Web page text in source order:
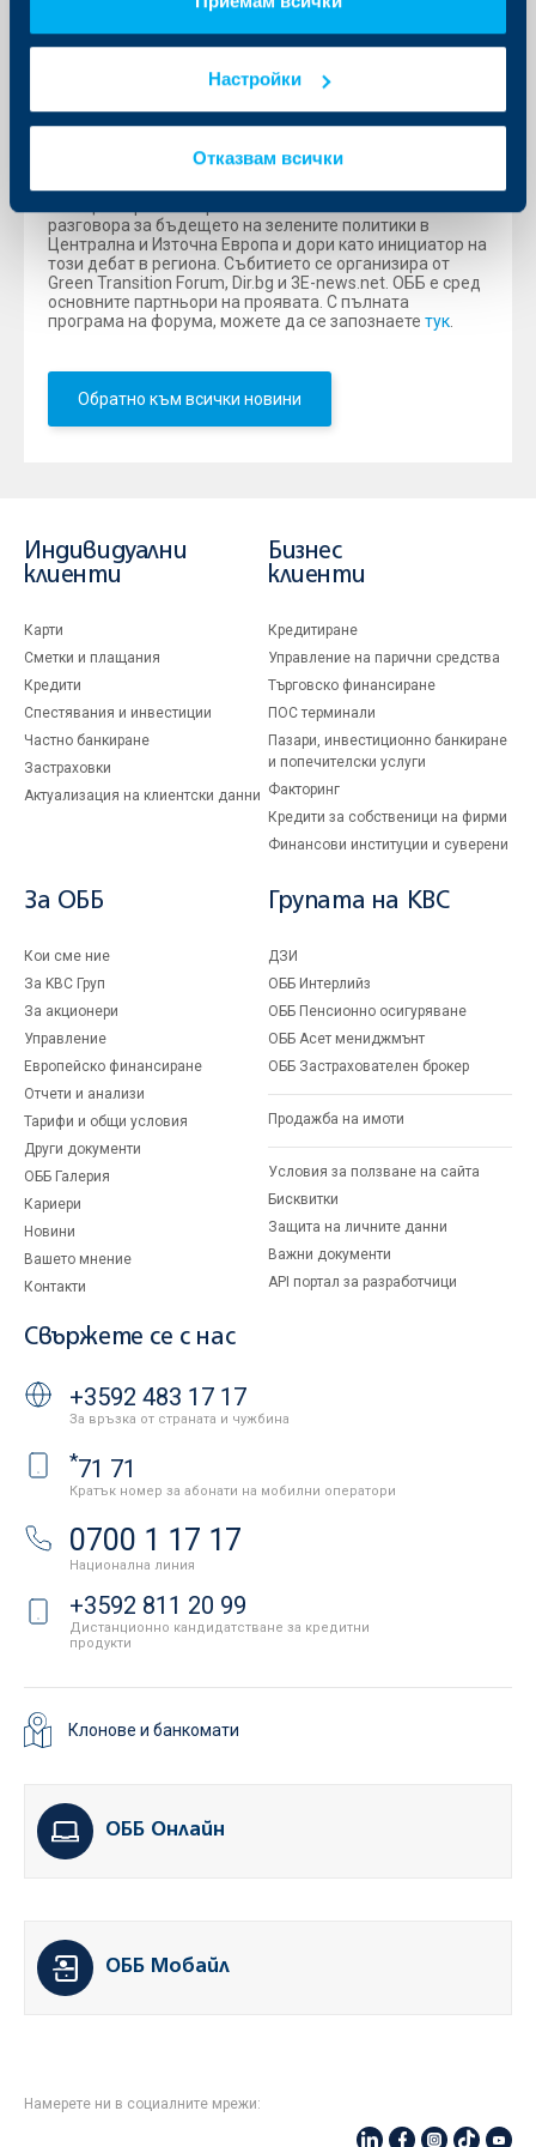
Настройки
Отказвам всички
насърчаваме инвестициите в устойчиво развитие,
намаляването на въглеродния отпечатък и опазването
неразделна част от нашата стратегия за устойчиво
.“, подчерта Александър Пеев.
Green Transition Forum 5.0 се утвърждава като голяма
и важна платформа за диалог между Европейската
комисия, националните правителства, експерти,
компании и медии. С петото си издание форумът
разговора за бъдещето на зелените политики в
Централна и Източна Европа и дори като инициатор на
този дебат в региона. Събитието се организира от
Green Transition Forum, Dir.bg и 3Е-news.net. ОББ е сред
основните партньори на проявата. С пълната
програма на форума, можете да се запознаете тук
Обратно към всички новини
Индивидуални
клиенти
Карти
Сметки и плащания
Кредити
Спестявания и инвестиции
Частно банкиране
Застраховки
Актуализация на клиентски данни
Бизнес
клиенти
Кредитиране
Управление на парични средства
Търговско финансиране
ПОС терминали
Пазари, инвестиционно банкиране
и попечителски услуги
Факторинг
Кредити за собственици на фирми
Финансови институции и суверени
За ОББ
Кои сме ние
За KBC Груп
За акционери
Управление
Европейско финансиране
Отчети и анализи
Тарифи и общи условия
Други документи
ОББ Галерия
Кариери
Новини
Вашето мнение
Контакти
Групата на KBC
ДЗИ
ОББ Интерлийз
ОББ Пенсионно осигуряване
ОББ Асет мениджмънт
ОББ Застрахователен брокер
Продажба на имоти
Условия за ползване на сайта
Бисквитки
Защита на личните данни
Важни документи
API портал за разработчици
Свържете се с нас
+3592 483 17 17
За връзка от страната и чужбина
*71 71
Кратък номер за абонати на мобилни оператори
0700 1 17 17
Национална линия
+3592 811 20 99
Дистанционно кандидатстване за кредитни
продукти
Клонове и банкомати
ОББ Онлайн
ОББ Мобайл
Намерете ни в социалните мрежи: